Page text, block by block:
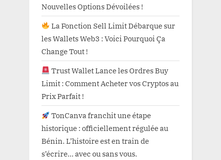
Nouvelles Options Dévoilées !
La Fonction Sell Limit Débarque sur
les Wallets Web3 : Voici Pourquoi Ça
Change Tout !
Trust Wallet Lance les Ordres Buy
Limit : Comment Acheter vos Cryptos au
Prix Parfait !
TonCanva franchit une étape
historique : officiellement régulée au
Bénin. L’histoire est en train de
s’écrire… avec ou sans vous.